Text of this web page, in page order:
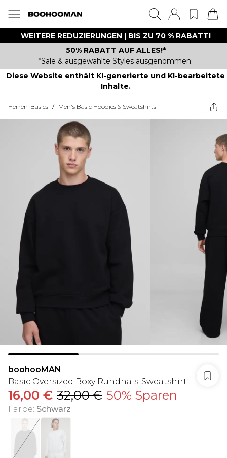
WEITERE REDUZIERUNGEN | BIS ZU 70 % RABATT!
50% RABATT AUF ALLES!*
*Sale & ausgewählte Styles ausgenommen.
Diese Website enthält KI-generierte und KI-bearbeitete
Inhalte.
Herren-Basics / Men's Basic Hoodies & Sweatshirts
boohooMAN
Basic Oversized Boxy Rundhals-Sweatshirt
16,00 € 32,00 € 50% Sparen
Farbe: Schwarz